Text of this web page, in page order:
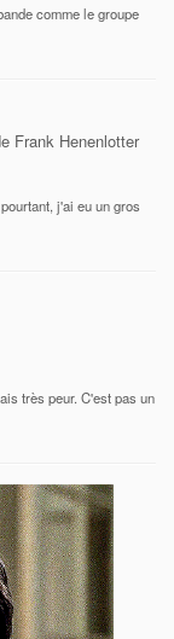
comme le groupe
Frank Henenlotter
j'ai eu un gros
très peur. C'est pas un